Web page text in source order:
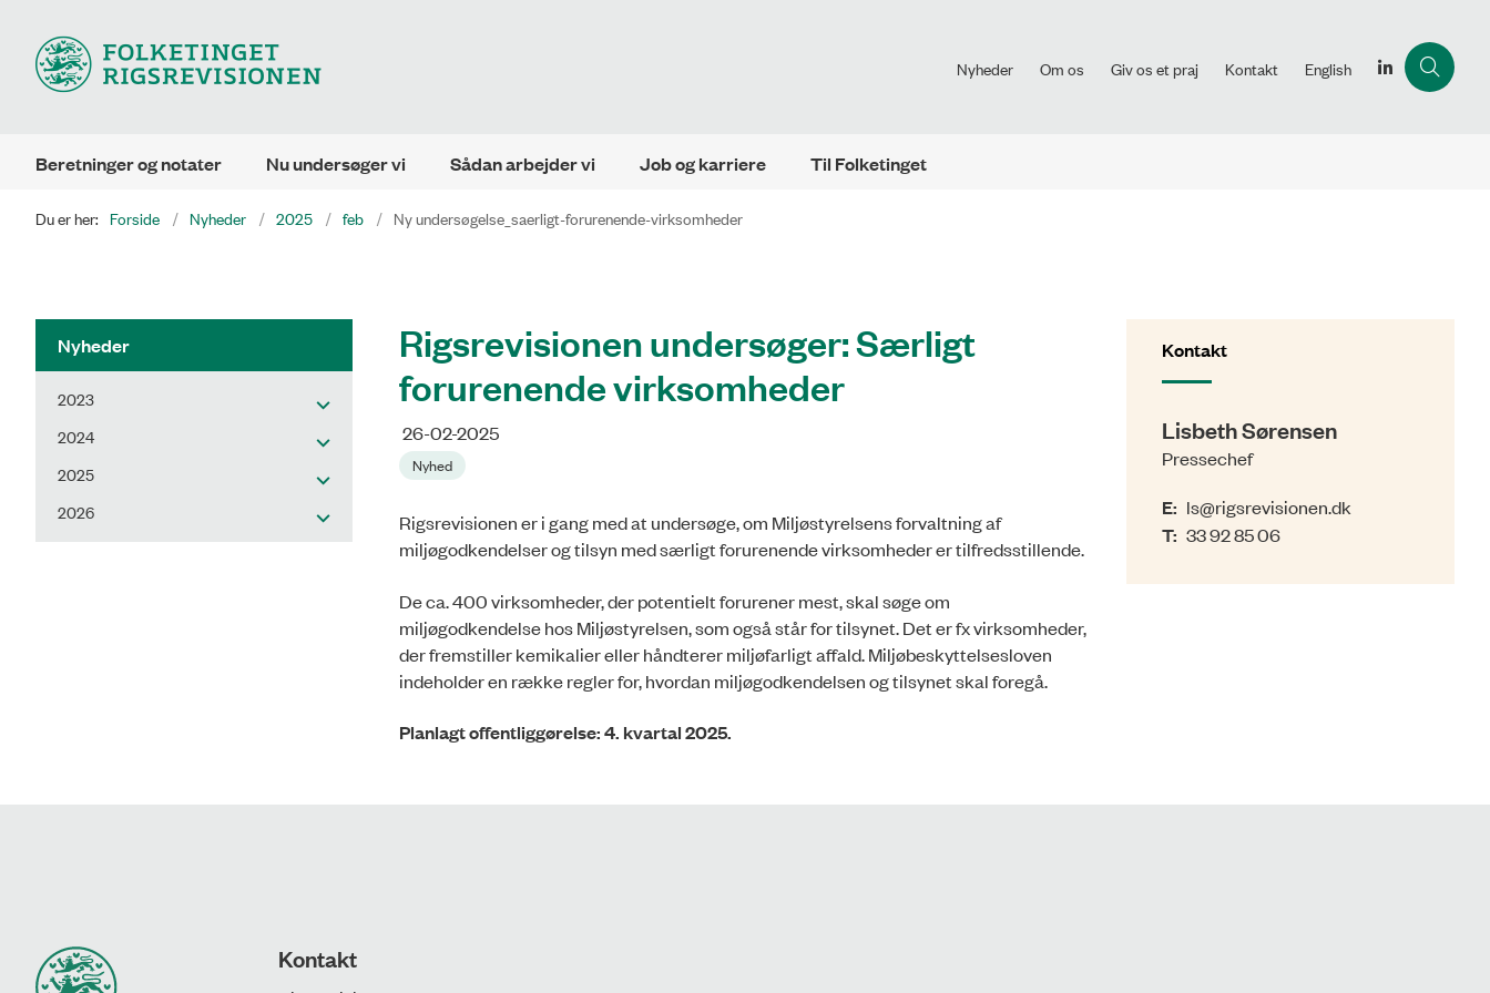
Nyheder Om os Giv os et praj Kontakt English
Beretninger og notater Nu undersøger vi Sådan arbejder vi Job og karriere Til Folketinget
Du er her: Forside Nyheder 2025 feb Ny undersøgelse_saerligt-forurenende-virksomheder
Nyheder
2023
2024
2025
2026
Rigsrevisionen undersøger: Særligt
forurenende virksomheder
26-02-2025
Nyhed
Rigsrevisionen er i gang med at undersøge, om Miljøstyrelsens forvaltning af
miljøgodkendelser og tilsyn med særligt forurenende virksomheder er tilfredsstillende.
De ca. 400 virksomheder, der potentielt forurener mest, skal søge om
miljøgodkendelse hos Miljøstyrelsen, som også står for tilsynet. Det er fx virksomheder,
der fremstiller kemikalier eller håndterer miljøfarligt affald. Miljøbeskyttelsesloven
indeholder en række regler for, hvordan miljøgodkendelsen og tilsynet skal foregå.
Planlagt offentliggørelse: 4. kvartal 2025.
Kontakt
Lisbeth Sørensen
Pressechef
E: ls@rigsrevisionen.dk
T: 33 92 85 06
Kontakt